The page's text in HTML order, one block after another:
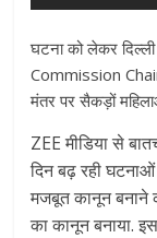
घटना को लेकर
Commission
मंतर पर सैकड़ों
ZEE मीडिया से
दिन बढ़ रही
मजबूत कानून बनाने
का कानून बनाया.